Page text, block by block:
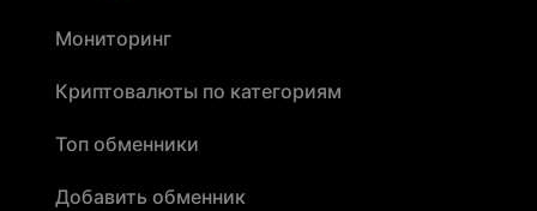
Мониторинг
Криптовалюты по категориям
Топ обменники
Добавить обменник